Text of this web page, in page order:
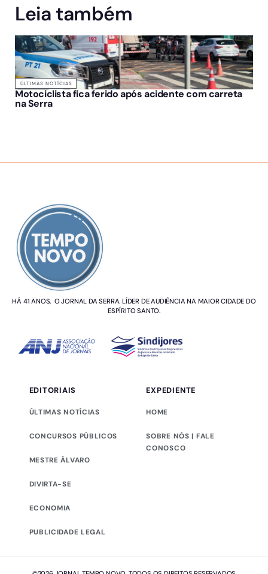
Leia também
ÚLTIMAS NOTÍCIAS
Motociclista fica ferido após acidente com carreta
na Serra
HÁ 41 ANOS, O JORNAL DA SERRA. LÍDER DE AUDIÊNCIA NA MAIOR CIDADE DO
ESPÍRITO SANTO.
EDITORIAIS
ÚLTIMAS NOTÍCIAS
CONCURSOS PÚBLICOS
MESTRE ÁLVARO
DIVIRTA-SE
ECONOMIA
PUBLICIDADE LEGAL
EXPEDIENTE
HOME
SOBRE NÓS | FALE
CONOSCO